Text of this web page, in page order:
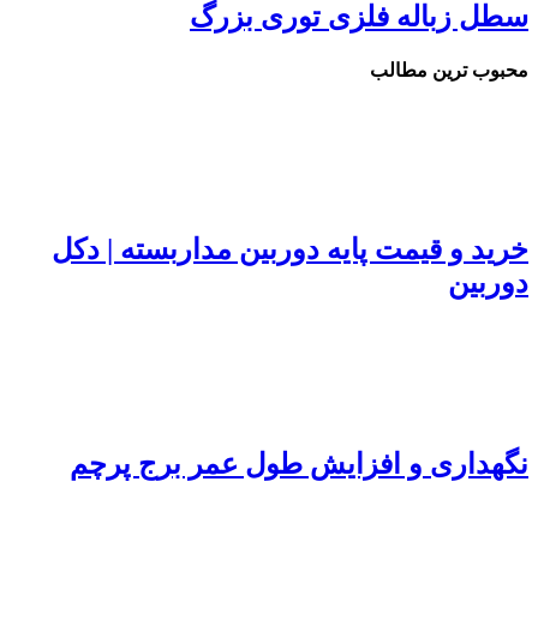
سطل زباله فلزی توری بزرگ
محبوب ترین مطالب
خرید و قیمت پایه دوربین مداربسته | دکل
دوربین
نگهداری و افزایش طول عمر برج پرچم